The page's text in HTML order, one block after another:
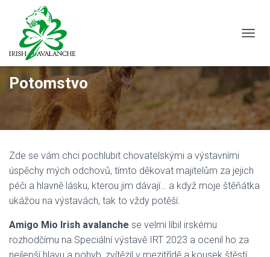
Potomstvo
Zde se vám chci pochlubit chovatelskými a výstavními
úspěchy mých odchovů, tímto děkovat majitelům za jejich
péči a hlavně lásku, kterou jim dávají… a když moje štěňátka
ukážou na výstavách, tak to vždy potěší.
Amigo Mio Irish avalanche se velmi líbil irskému
rozhodčímu na Speciální výstavě IRT 2023 a ocenil ho za